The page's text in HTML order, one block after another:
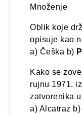
Množenje
Oblik koje
opisuje kao
a) Češka b)
Kako se
rujnu 1971.
zatvorenika
a) Alcatraz b)